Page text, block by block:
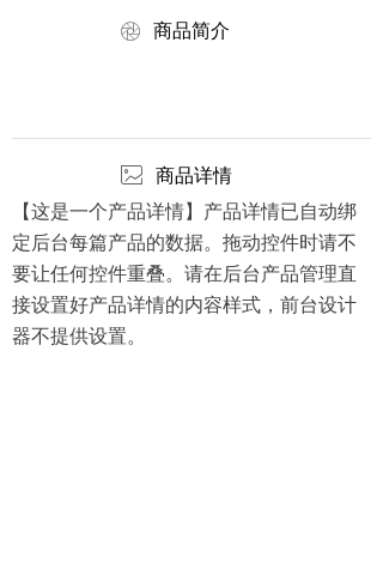
商品简介
商品详情
【这是一个产品详情】产品详情已自动绑
定后台每篇产品的数据。拖动控件时请不
要让任何控件重叠。请在后台产品管理直
接设置好产品详情的内容样式，前台设计
器不提供设置。
ꁵ
ꂈ